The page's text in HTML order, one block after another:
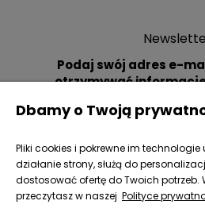
Podaj swój adres e-
otrzymywać
Dbamy o Twoją
Pliki cookies i pokrewne im
działanie strony, służą do
dostosować ofertę do Twoich potrzeb.
przeczytasz w naszej Polityce